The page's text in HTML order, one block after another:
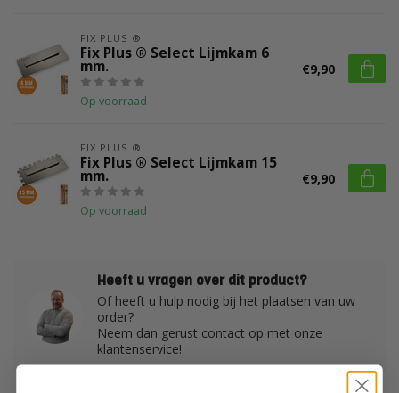
FIX PLUS ®
Fix Plus ® Select Lijmkam 6
mm.
Op voorraad
€9,90
FIX PLUS ®
Fix Plus ® Select Lijmkam 15
mm.
Op voorraad
€9,90
Heeft u vragen over dit product?
Of heeft u hulp nodig bij het plaatsen van uw
order?
Neem dan gerust contact op met onze
klantenservice!